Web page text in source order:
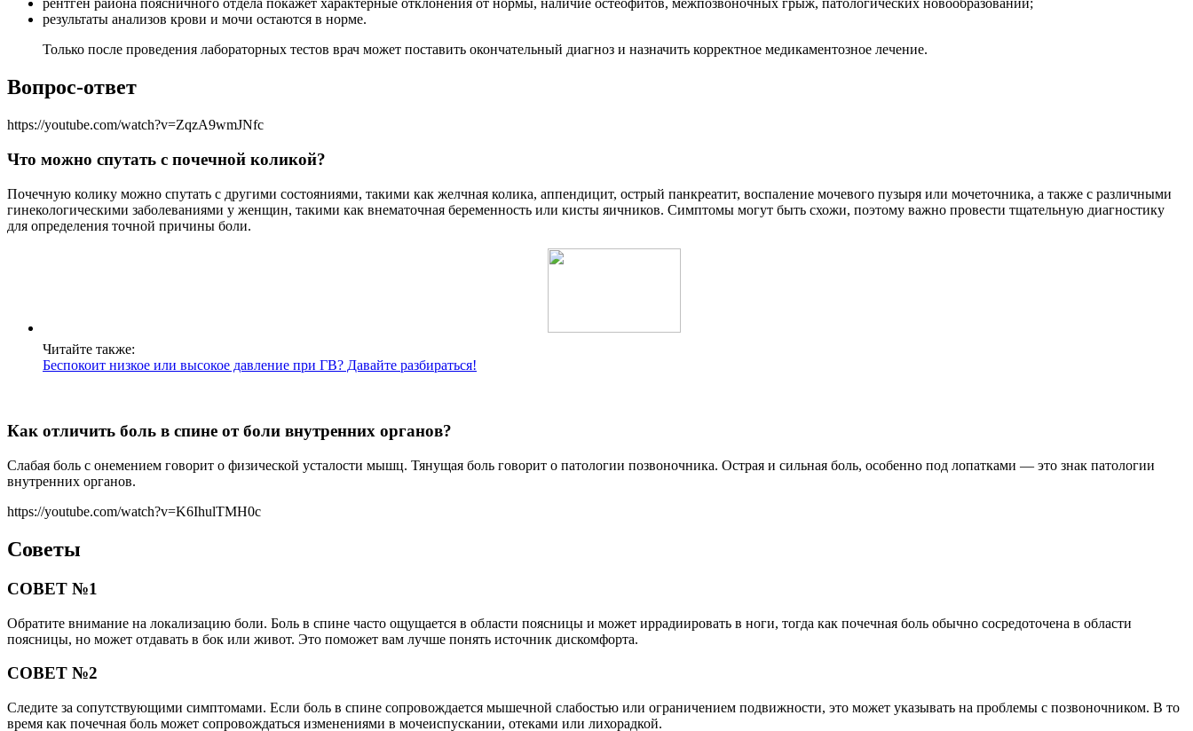
рентген района поясничного отдела покажет характерные отклонения от нормы, наличие остеофитов, межпозвоночных грыж, патологических новообразований;
результаты анализов крови и мочи остаются в норме.
Только после проведения лабораторных тестов врач может поставить окончательный диагноз и назначить корректное медикаментозное лечение.
Вопрос-ответ
https://youtube.com/watch?v=ZqzA9wmJNfc
Что можно спутать с почечной коликой?
Почечную колику можно спутать с другими состояниями, такими как желчная колика, аппендицит, острый панкреатит, воспаление мочевого пузыря или мочеточника, а также с различными
гинекологическими заболеваниями у женщин, такими как внематочная беременность или кисты яичников. Симптомы могут быть схожи, поэтому важно провести тщательную диагностику
для определения точной причины боли.
Читайте также:
Беспокоит низкое или высокое давление при ГВ? Давайте разбираться!
Как отличить боль в спине от боли внутренних органов?
Слабая боль с онемением говорит о физической усталости мышц. Тянущая боль говорит о патологии позвоночника. Острая и сильная боль, особенно под лопатками — это знак патологии
внутренних органов.
https://youtube.com/watch?v=K6IhulTMH0c
Советы
СОВЕТ №1
Обратите внимание на локализацию боли. Боль в спине часто ощущается в области поясницы и может иррадиировать в ноги, тогда как почечная боль обычно сосредоточена в области
поясницы, но может отдавать в бок или живот. Это поможет вам лучше понять источник дискомфорта.
СОВЕТ №2
Следите за сопутствующими симптомами. Если боль в спине сопровождается мышечной слабостью или ограничением подвижности, это может указывать на проблемы с позвоночником. В то
время как почечная боль может сопровождаться изменениями в мочеиспускании, отеками или лихорадкой.